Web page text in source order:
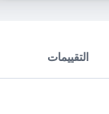
التقييمات